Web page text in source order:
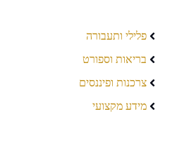
פלילי ותעבורה
בריאות וספורט
צרכנות ופיננסים
מידע מקצועי